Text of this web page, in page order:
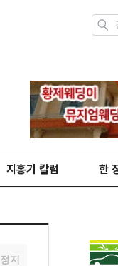
지홍기 칼럼 한
정지